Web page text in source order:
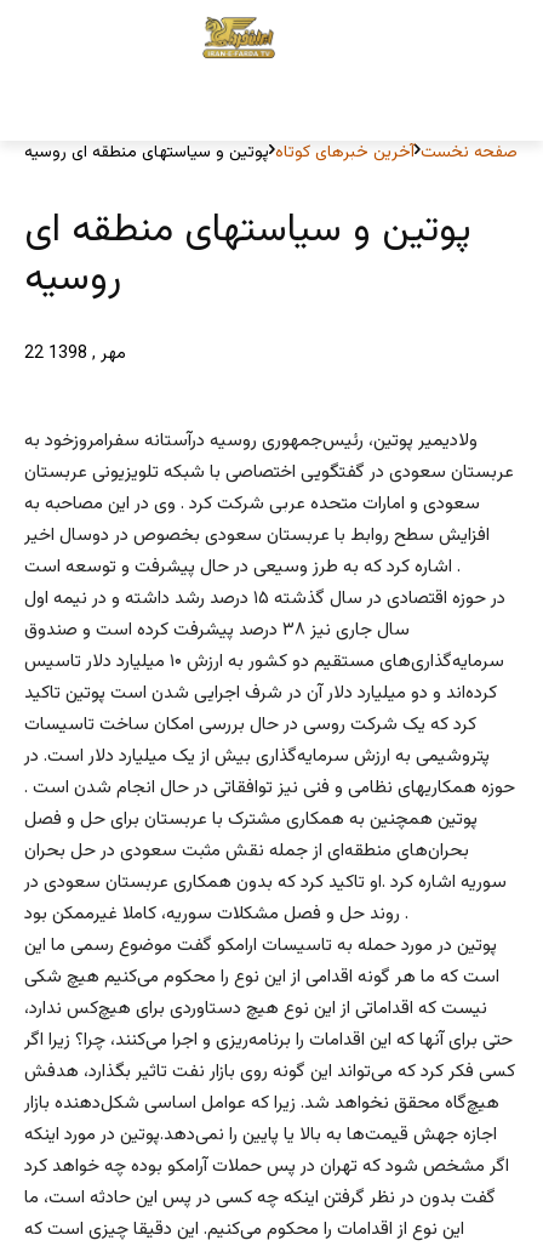
صفحه نخست آخرین خبرهای کوتاه پوتین و سیاستهای منطقه ای روسیه
پوتین و سیاستهای منطقه ای
روسیه
22 مهر , 1398
ولادیمیر پوتین، رئیس‌جمهوری روسیه درآستانه سفرامروزخود به
عربستان سعودی در گفتگویی اختصاصی با شبکه تلویزیونی عربستان
سعودی و امارات متحده عربی شرکت کرد . وی در این مصاحبه به
افزایش سطح روابط با عربستان سعودی بخصوص در دوسال اخیر
اشاره کرد که به طرز وسیعی در حال پیشرفت و توسعه است .
در حوزه اقتصادی در سال گذشته ۱۵ درصد رشد داشته‌ و در نیمه اول
سال جاری نیز ۳۸ درصد پیشرفت کرده است و صندوق
سرمایه‌گذاری‌های مستقیم دو کشور به ارزش ۱۰ میلیارد دلار تاسیس
کرده‌اند و دو میلیارد دلار آن در شرف اجرایی شدن است پوتین تاکید
کرد که یک شرکت روسی در حال بررسی امکان ساخت تاسیسات
پتروشیمی به ارزش سرمایه‌گذاری بیش از یک میلیارد دلار است. در
حوزه همکاریهای نظامی و فنی نیز توافقاتی در حال انجام شدن است .
پوتین همچنین به همکاری مشترک با عربستان برای حل و فصل
بحران‌های منطقه‌ای از جمله نقش مثبت سعودی در حل بحران
سوریه اشاره کرد .او تاکید کرد که بدون همکاری عربستان سعودی در
روند حل و فصل مشکلات سوریه، کاملا غیرممکن بود .
پوتین در مورد حمله به تاسیسات ارامکو گفت موضوع رسمی ما این
است که ما هر گونه اقدامی از این نوع را محکوم می‌کنیم هیچ شکی
نیست که اقداماتی از این نوع هیچ دستاوردی برای هیچ‌کس ندارد،
حتی برای آنها که این اقدامات را برنامه‌ریزی و اجرا می‌کنند، چرا؟ زیرا اگر
کسی فکر کرد که می‌تواند این گونه روی بازار نفت تاثیر بگذارد، هدفش
هیچ‌گاه محقق نخواهد شد. زیرا که عوامل اساسی شکل‌دهنده بازار
اجازه جهش قیمت‌ها به بالا یا پایین را نمی‌دهد.پوتین در مورد اینکه
اگر مشخص شود که تهران در پس حملات آرامکو بوده چه خواهد کرد
گفت بدون در نظر گرفتن اینکه چه کسی در پس این حادثه است، ما
این نوع از اقدامات را محکوم می‌کنیم. این دقیقا چیزی است که